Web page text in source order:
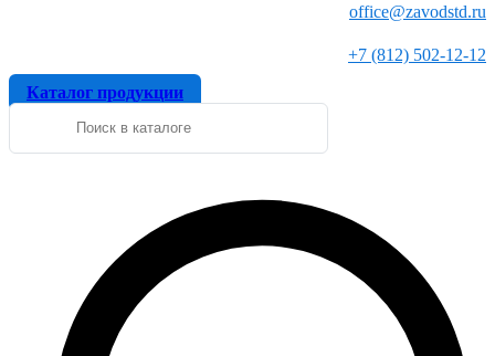
office@zavodstd.ru
+7 (812) 502-12-12
Каталог продукции